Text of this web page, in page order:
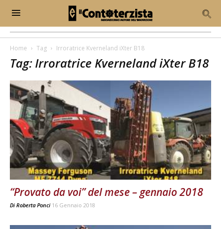
Home Tag Irroratrice Kverneland iXter B18
Tag: Irroratrice Kverneland iXter B18
“Provato da voi” del mese – gennaio 2018
Di Roberta Ponci 16 Gennaio 2018